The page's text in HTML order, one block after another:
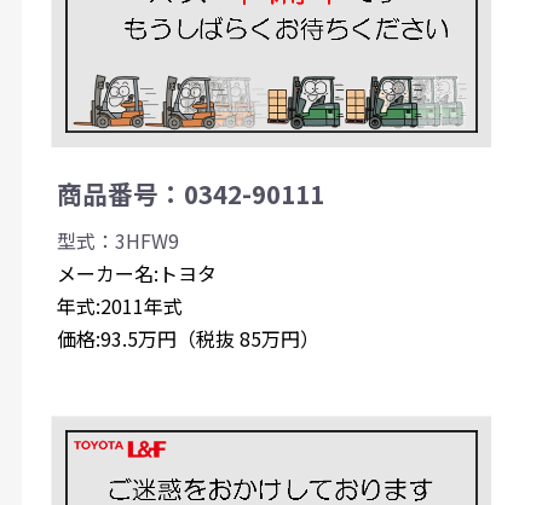
商品番号：0342-90111
型式：3HFW9
メーカー名:トヨタ
年式:2011年式
価格:93.5万円（税抜 85万円）